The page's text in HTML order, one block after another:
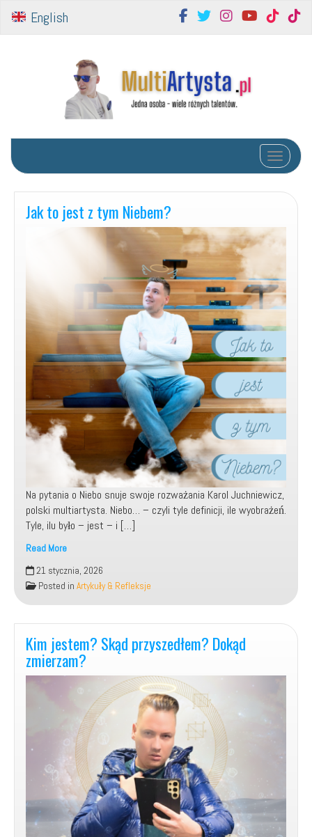
English
Toggle
Jak to jest z tym Niebem?
Na pytania o Niebo snuje swoje rozważania Karol Juchniewicz,
polski multiartysta. Niebo… – czyli tyle definicji, ile wyobrażeń.
Tyle, ilu było – jest – i […]
Read More
Jak
to
jest
z
tym
Niebem?
21 stycznia, 2026
Posted in Artykuły & Refleksje
Kim jestem? Skąd przyszedłem? Dokąd
zmierzam?